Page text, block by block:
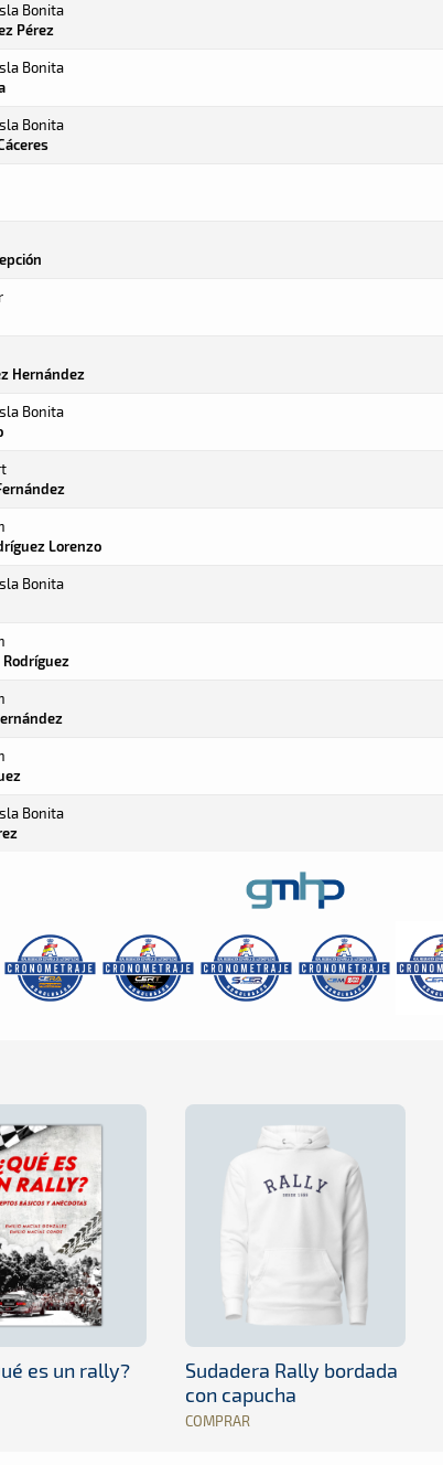
Bonita
Pérez
Bonita
Bonita
Hernández
Bonita
Lorenzo
Bonita
Rodríguez
Bonita
es un rally?
Sudadera Rally bordada
con capucha
COMPRAR